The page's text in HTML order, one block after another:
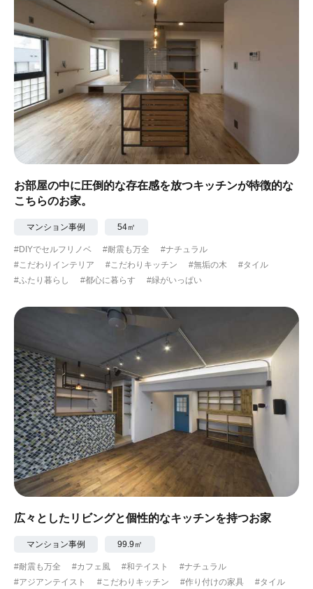
お部屋の中に圧倒的な存在感を放つキッチンが特徴的な
こちらのお家。
マンション事例 54㎡
#DIYでセルフリノベ #耐震も万全
#ナチュラル
#こだわりインテリア
#こだわりキッチン #無垢の木
#タイル
#ふたり暮らし
#都心に暮らす #緑がいっぱい
広々としたリビングと個性的なキッチンを持つお家
マンション事例 99.9㎡
#耐震も万全 #カフェ風 #和テイスト
#ナチュラル
#アジアンテイスト
#こだわりキッチン #作り付けの家具 #タイル